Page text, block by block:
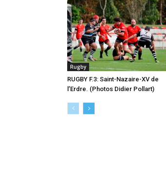
Rugby
RUGBY F.3: Saint-Nazaire-XV de
l’Erdre. (Photos Didier Pollart)